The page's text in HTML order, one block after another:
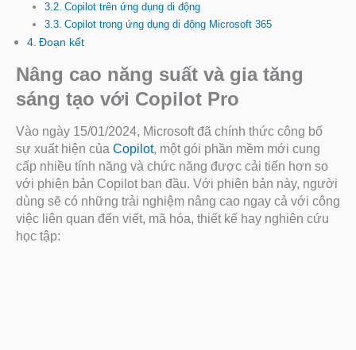
Copilot trên ứng dụng di động
Copilot trong ứng dụng di động Microsoft 365
Đoạn kết
Nâng cao năng suất và gia tăng
sáng tạo với Copilot Pro
Vào ngày 15/01/2024, Microsoft đã chính thức công bố
sự xuất hiện của Copilot, một gói phần mềm mới cung
cấp nhiều tính năng và chức năng được cải tiến hơn so
với phiên bản Copilot ban đầu. Với phiên bản này, người
dùng sẽ có những trải nghiệm nâng cao ngay cả với công
việc liên quan đến viết, mã hóa, thiết kế hay nghiên cứu
học tập: